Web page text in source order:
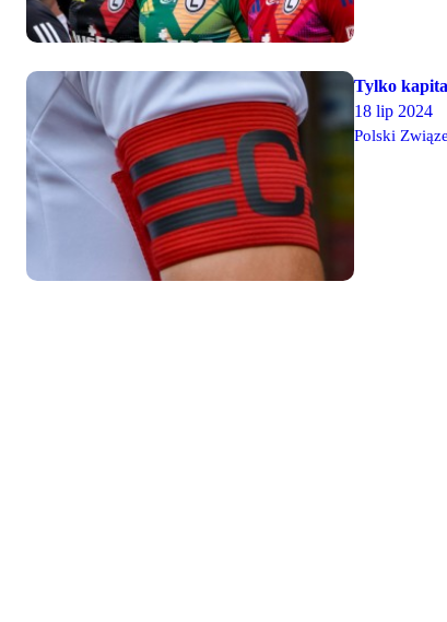
Tylko
18 lip 2024
Polski